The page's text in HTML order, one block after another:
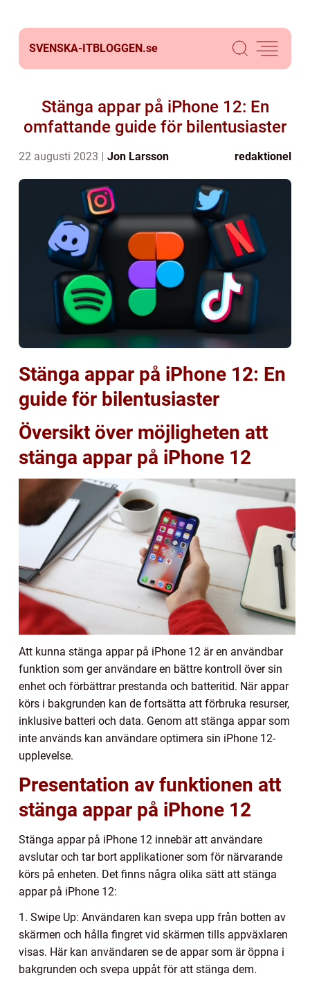
SVENSKA-ITBLOGGEN.se
Stänga appar på iPhone 12: En
omfattande guide för bilentusiaster
22 augusti 2023 Jon Larsson redaktionel
Stänga appar på iPhone 12: En
guide för bilentusiaster
Översikt över möjligheten att
stänga appar på iPhone 12
Att kunna stänga appar på iPhone 12 är en användbar
funktion som ger användare en bättre kontroll över sin
enhet och förbättrar prestanda och batteritid. När appar
körs i bakgrunden kan de fortsätta att förbruka resurser,
inklusive batteri och data. Genom att stänga appar som
inte används kan användare optimera sin iPhone 12-
upplevelse.
Presentation av funktionen att
stänga appar på iPhone 12
Stänga appar på iPhone 12 innebär att användare
avslutar och tar bort applikationer som för närvarande
körs på enheten. Det finns några olika sätt att stänga
appar på iPhone 12:
1. Swipe Up: Användaren kan svepa upp från botten av
skärmen och hålla fingret vid skärmen tills appväxlaren
visas. Här kan användaren se de appar som är öppna i
bakgrunden och svepa uppåt för att stänga dem.